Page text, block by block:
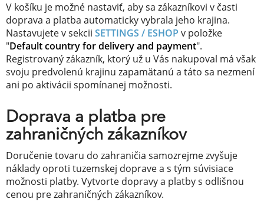
V košíku je možné nastaviť, aby sa zákazníkovi v časti
doprava a platba automaticky vybrala jeho krajina.
Nastavujete v sekcii SETTINGS / ESHOP v položke
"Default country for delivery and payment".
Registrovaný zákazník, ktorý už u Vás nakupoval má však
svoju predvolenú krajinu zapamätanú a táto sa nezmení
ani po aktivácii spomínanej možnosti.
Doprava a platba pre
zahraničných zákazníkov
Doručenie tovaru do zahraničia samozrejme zvyšuje
náklady oproti tuzemskej doprave a s tým súvisiace
možnosti platby. Vytvorte dopravy a platby s odlišnou
cenou pre zahraničných zákazníkov.